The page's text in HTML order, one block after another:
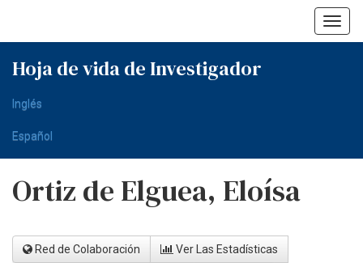
Hoja de vida de Investigador
Inglés
Español
Ortiz de Elguea, Eloísa
Red de Colaboración Ver Las Estadísticas